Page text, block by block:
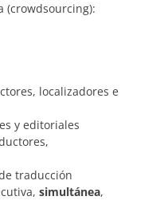
(crowdsourcing):
localizadores e
y editoriales
traducción
simultánea,